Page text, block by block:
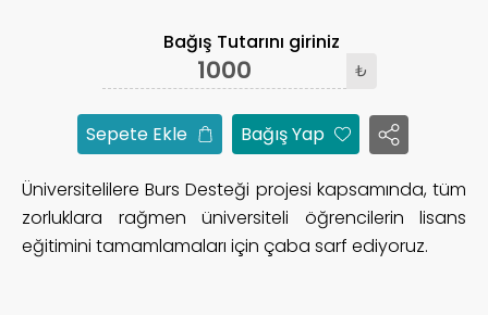
Bağış Tutarını giriniz
₺
Sepete Ekle Bağış Yap
Üniversitelilere Burs Desteği projesi kapsamında, tüm
zorluklara rağmen üniversiteli öğrencilerin lisans
eğitimini tamamlamaları için çaba sarf ediyoruz.